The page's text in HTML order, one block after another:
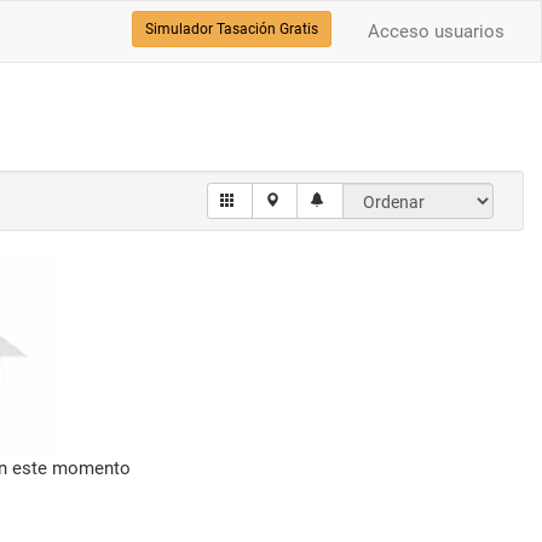
Acceso usuarios
Simulador Tasación Gratis
este momento